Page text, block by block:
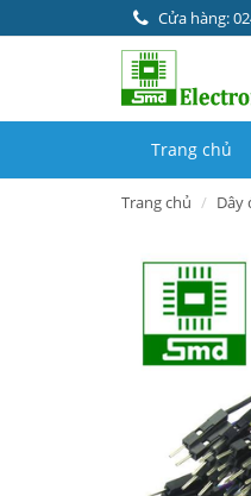
Cửa hàng:
Trang chủ
Trang chủ Dây